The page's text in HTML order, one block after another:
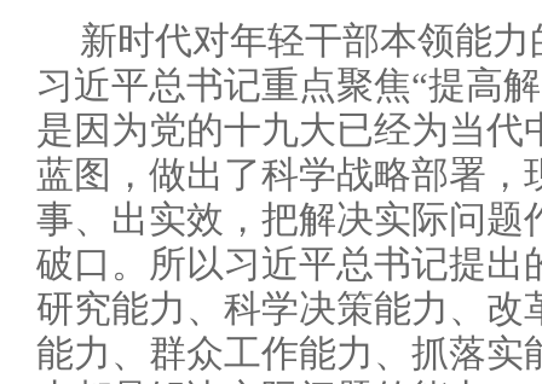
新时代对年轻干部本领能
习近平总书记重点聚焦“提高
是因为党的十九大已经为当代
蓝图，做出了科学战略部署，
事、出实效，把解决实际问题
破口。所以习近平总书记提出
研究能力、科学决策能力、改
能力、群众工作能力、抓落实